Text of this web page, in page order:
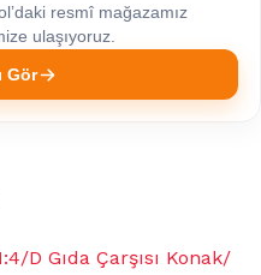
resmî mağazamız
ulaşıyoruz.
Gör
D Gıda Çarşısı Konak/